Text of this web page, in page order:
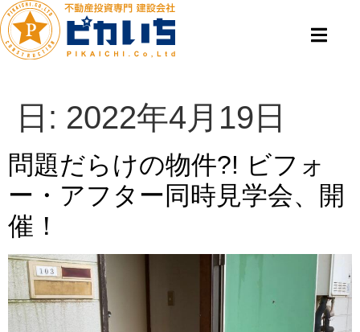
日: 2022年4月19日
問題だらけの物件?! ビフォ
ー・アフター同時見学会、開
催！